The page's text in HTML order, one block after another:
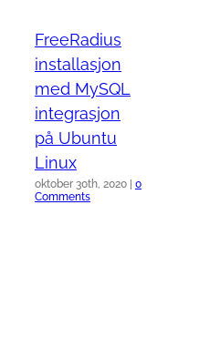
FreeRadius
installasjon
med MySQL
integrasjon
på Ubuntu
Linux
oktober 30th, 2020 | 0
Comments